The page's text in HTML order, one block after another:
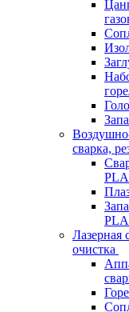
сварка,
Лазерная
очистка